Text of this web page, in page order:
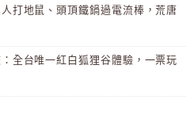
打地鼠、頭頂鐵鍋過電流棒，荒唐
全台唯一紅白狐狸谷體驗，一票玩